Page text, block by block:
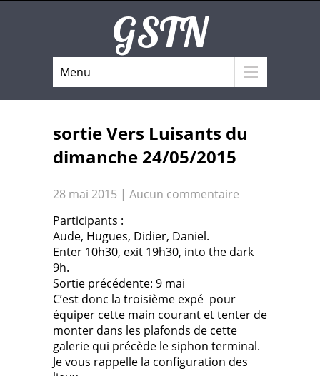
GSTN
Menu
sortie Vers Luisants du
dimanche 24/05/2015
28 mai 2015 | Aucun commentaire
Participants :
Aude, Hugues, Didier, Daniel.
Enter 10h30, exit 19h30, into the dark
9h.
Sortie précédente: 9 mai
C’est donc la troisième expé pour
équiper cette main courant et tenter de
monter dans les plafonds de cette
galerie qui précède le siphon terminal.
Je vous rappelle la configuration des